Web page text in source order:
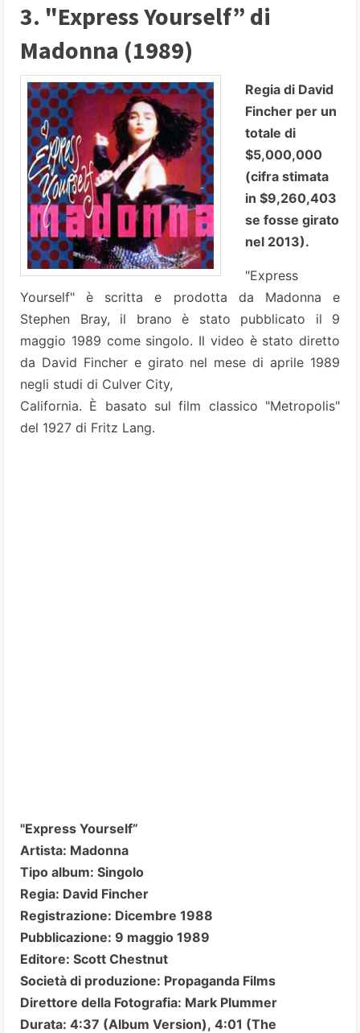
3. "Express Yourself” di
Madonna (1989)
Regia di David
Fincher per un
totale di
$5,000,000
(cifra stimata
in $9,260,403
se fosse girato
nel 2013).
"Express
Yourself" è scritta e prodotta da Madonna e
Stephen Bray, il brano è stato pubblicato il 9
maggio 1989 come singolo. Il video è stato diretto
da David Fincher e girato nel mese di aprile 1989
negli studi di Culver City,
California. È basato sul film classico "Metropolis"
del 1927 di Fritz Lang.
"Express Yourself”
Artista: Madonna
Tipo album: Singolo
Regia: David Fincher
Registrazione: Dicembre 1988
Pubblicazione: 9 maggio 1989
Editore: Scott Chestnut
Società di produzione: Propaganda Films
Direttore della Fotografia: Mark Plummer
Durata: 4:37 (Album Version), 4:01 (The